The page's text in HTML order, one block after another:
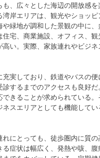
、広々とした海辺の開放感
湾岸エリアは、観光やショッ
や緑地が調和した景観の中に
住宅、商業施設、オフィス、
い。実際、家族連れやビジ
実しており、鉄道やバスの
診するまでのアクセスも良好
きることが求められている
ネスエリアとしても機能して
れにとっても、徒歩圏内に質
症状は幅広く、発熱や咳、